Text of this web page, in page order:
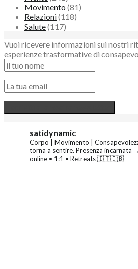
Movimento (81)
Relazioni(118)
Salute(117)
Vuoi ricevere informazioni sui nostri
esperienze trasformative di
satidynamic
Corpo | Movimento |
torna a sentire. Presenza incarnata
online • 1:1 • Retreats 🇮🇹🇬🇧